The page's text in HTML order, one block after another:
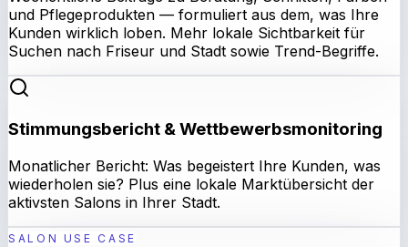
und Pflegeprodukten — formuliert aus dem, was Ihre
Kunden wirklich loben. Mehr lokale Sichtbarkeit für
Suchen nach Friseur und Stadt sowie Trend-Begriffe.
Stimmungsbericht & Wettbewerbsmonitoring
Monatlicher Bericht: Was begeistert Ihre Kunden, was
wiederholen sie? Plus eine lokale Marktübersicht der
aktivsten Salons in Ihrer Stadt.
SALON USE CASE